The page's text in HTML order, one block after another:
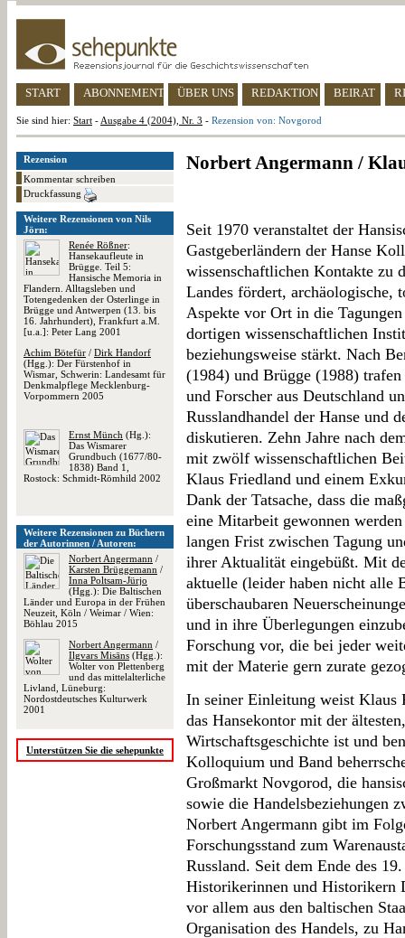
START ABONNEMENT ÜBER UNS REDAKTION BEIRAT
Sie sind hier: Start - Ausgabe 4 (2004), Nr. 3 - Rezension von: Novgorod
Rezension
Kommentar schreiben
Druckfassung
Weitere Rezensionen von Nils
Jörn:
Renée Rößner:
Hansekaufleute in
Brügge. Teil 5:
Hansische Memoria in
Flandern. Alltagsleben und
Totengedenken der Osterlinge in
Brügge und Antwerpen (13. bis
16. Jahrhundert), Frankfurt a.M.
[u.a.]: Peter Lang 2001
Achim Bötefür / Dirk Handorf
(Hgg.): Der Fürstenhof in
Wismar, Schwerin: Landesamt für
Denkmalpflege Mecklenburg-
Vorpommern 2005
Ernst Münch (Hg.):
Das Wismarer
Grundbuch (1677/80-
1838) Band 1,
Rostock: Schmidt-Römhild 2002
Weitere Rezensionen zu Büchern
der Autorinnen / Autoren:
Norbert Angermann /
Karsten Brüggemann /
Inna Poltsam-Jürjo
(Hgg.): Die Baltischen
Länder und Europa in der Frühen
Neuzeit, Köln / Weimar / Wien:
Böhlau 2015
Norbert Angermann /
Ilgvars Misāns (Hgg.):
Wolter von Plettenberg
und das mittelalterliche
Livland, Lüneburg:
Nordostdeutsches Kulturwerk
2001
Unterstützen Sie die sehepunkte
Norbert Angermann /
Seit 1970 veranstaltet der
Gastgeberländern der Hanse
wissenschaftlichen Kontakte zu
Landes fördert, archäologische,
Aspekte vor Ort in die
dortigen wissenschaftlichen
beziehungsweise stärkt. Nach
(1984) und Brügge (1988)
und Forscher aus Deutschland
Russlandhandel der Hanse und
diskutieren. Zehn Jahre nach
mit zwölf wissenschaftlichen
Klaus Friedland und einem
Dank der Tatsache, dass die
eine Mitarbeit gewonnen
langen Frist zwischen Tagung
ihrer Aktualität eingebüßt. Mit
aktuelle (leider haben nicht alle
überschaubaren
und in ihre Überlegungen
Forschung vor, die bei jeder
mit der Materie gern zurate
In seiner Einleitung weist Klaus
das Hansekontor mit der
Wirtschaftsgeschichte ist und
Kolloquium und Band
Großmarkt Novgorod, die
sowie die Handelsbeziehungen
Norbert Angermann gibt im
Forschungsstand zum
Russland. Seit dem Ende des
Historikerinnen und Historikern
vor allem aus den baltischen
Organisation des Handels, zu